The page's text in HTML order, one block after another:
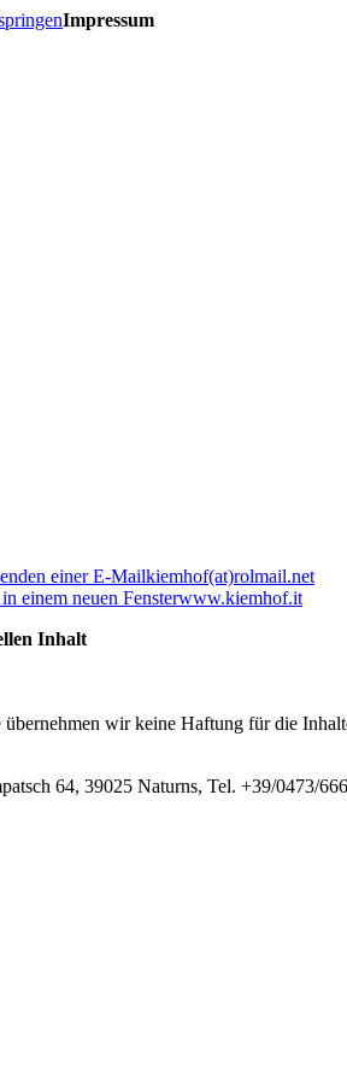
Impressum
kiemhof(at)rolmail.net
www.kiemhof.it
Inhalt
wir keine Haftung für die
64, 39025 Naturns, Tel. +39/0473/